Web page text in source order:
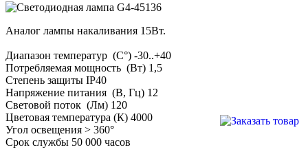
Аналог лампы накаливания 15Вт.
Диапазон температур (С°) -30..+40
Потребляемая мощность (Вт) 1,5
Степень защиты IP40
Напряжение питания (В, Гц) 12
Световой поток (Лм) 120
Цветовая температура (К) 4000
Угол освещения > 360°
Срок службы 50 000 часов